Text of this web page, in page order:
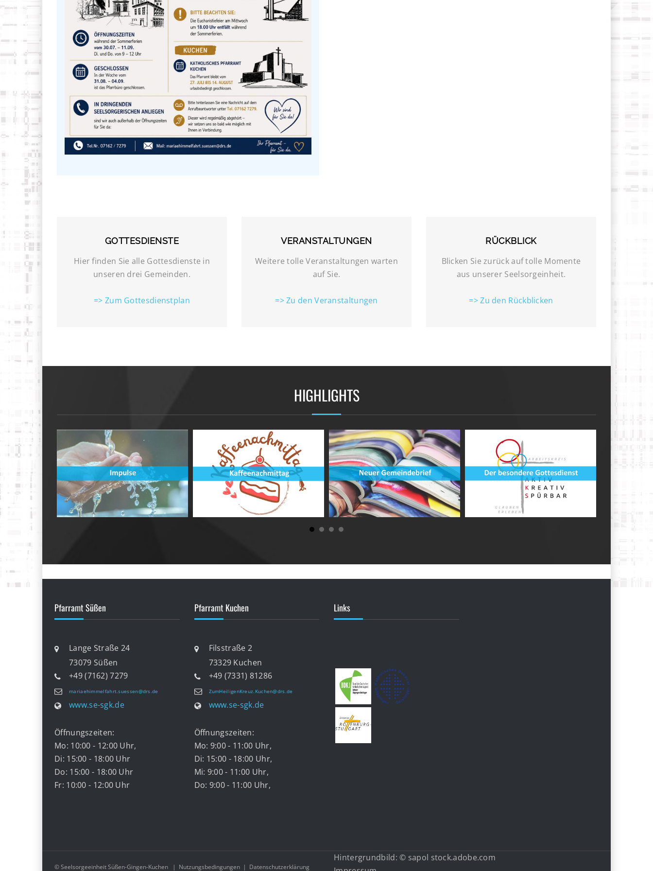
GOTTESDIENSTE
Hier finden Sie alle Gottesdienste in
unseren drei Gemeinden.
=> Zum Gottesdienstplan
VERANSTALTUNGEN
Weitere tolle Veranstaltungen warten
auf Sie.
=> Zu den Veranstaltungen
RÜCKBLICK
Blicken Sie zurück auf tolle Momente
aus unserer Seelsorgeinheit.
=> Zu den Rückblicken
HIGHLIGHTS
Pfarramt Süßen
Lange Straße 24
73079 Süßen
+49 (7162) 7279
mariaehimmelfahrt.suessen@drs.de
www.se-sgk.de
Öffnungszeiten:
Mo: 10:00 - 12:00 Uhr,
Di: 15:00 - 18:00 Uhr
Do: 15:00 - 18:00 Uhr
Fr: 10:00 - 12:00 Uhr
Pfarramt Kuchen
Filsstraße 2
73329 Kuchen
+49 (7331) 81286
ZumHeiligenKreuz.Kuchen@drs.de
www.se-sgk.de
Öffnungszeiten:
Mo: 9:00 - 11:00 Uhr,
Di: 15:00 - 18:00 Uhr,
Mi: 9:00 - 11:00 Uhr,
Do: 9:00 - 11:00 Uhr,
Links
© Seelsorgeeinheit Süßen-Gingen-Kuchen | Nutzungsbedingungen | Datenschutzerklärung
Hintergrundbild: © sapol stock.adobe.com